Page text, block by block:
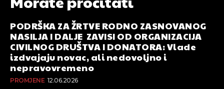
PODRŠKA ZA ŽRTVE RODNO ZASNOVANOG
NASILJA I DALJE ZAVISI OD ORGANIZACIJA
CIVILNOG DRUŠTVA I DONATORA: Vlade
izdvajaju novac, ali nedovoljno i
nepravovremeno
PROMJENE 12.06.2026